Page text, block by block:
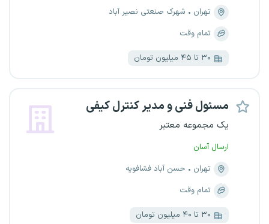
تهران
شهرک صنعتی نصیر آباد
تمام وقت
۳۰ تا ۴۵ میلیون تومان
مسئول فنی و مدیر کنترل کیفی
یک مجموعه معتبر
ارسال آسان
تهران
حسن آباد فشافویه
تمام وقت
۳۰ تا ۴۰ میلیون تومان